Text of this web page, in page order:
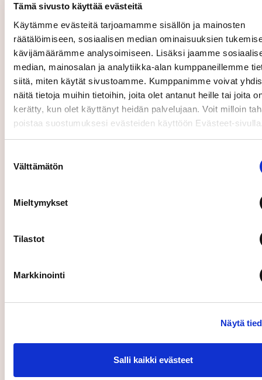
Tämä sivusto käyttää evästeitä
Käytämme evästeitä tarjoamamme sisällön ja mainosten
räätälöimiseen, sosiaalisen median ominaisuuksien
kävijämäärämme analysoimiseen. Lisäksi jaamme
median, mainosalan ja analytiikka-alan kumppaneillemme
siitä, miten käytät sivustoamme. Kumppanimme voivat
näitä tietoja muihin tietoihin, joita olet antanut heille tai joita
kerätty, kun olet käyttänyt heidän palvelujaan. Voit milloin
poistaa suostumuksesi evästeiden käyttöön Evästeet-
valinta
Välttämätön
Mieltymykset
Tilastot
Markkinointi
Näytä
Salli kaikki evästeet
01.03.2019 Johdon liiketoimet
Ilmoitus johdon liiketoimista: toimitusjohtaja Ari
Lehtoranta on vastaanottanut osakepalkkiona
Toimitusjohtaja Ari Lehtoranta on vastaanottanut
osana konsernin avainhenkilöiden ehdollista
Liikkeeseenlaskija: Caverion Oyj LEI: